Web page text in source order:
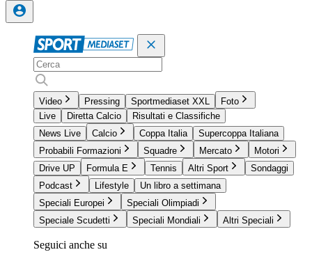
Video Pressing Sportmediaset XXL
Foto
Live
Diretta Calcio
Risultati e Classifiche
News Live
Calcio Coppa Italia
Supercoppa Italiana
Probabili Formazioni
Squadre Mercato
Motori
Drive UP
Formula E Tennis Altri Sport
Sondaggi
Podcast
Lifestyle
Un libro a settimana
Speciali Europei
Speciali Olimpiadi
Speciale Scudetti
Speciali Mondiali Altri Speciali
Seguici anche su